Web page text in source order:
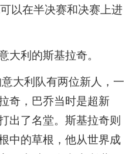
以在半决赛和决赛上进
大利的斯基拉奇。
大利队有两位新人，一
奇，巴乔当时是超新
出了名堂。斯基拉奇则
中的草根，他从世界成